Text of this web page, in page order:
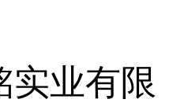
实业有限